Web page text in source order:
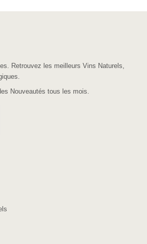
Retrouvez les meilleurs Vins Naturels,
Nouveautés tous les mois.